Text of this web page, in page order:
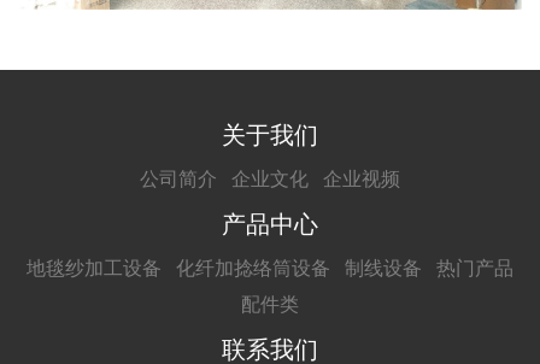
关于我们
公司简介 企业文化 企业视频
产品中心
地毯纱加工设备 化纤加捻络筒设备 制线设备
热门产品
配件类
联系我们